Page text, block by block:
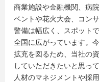
商業施設や金融機関、病
ベントや花火大会、コン
警備は幅広く、スポット
全国に広がっています。
拡充を図るため、当社の
していただきたいと思っ
人材のマネジメントや採